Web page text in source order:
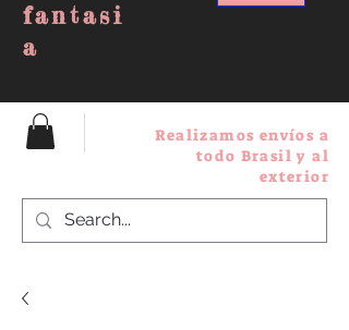
fantasi
a
Realizamos envíos a
todo Brasil y al
exterior